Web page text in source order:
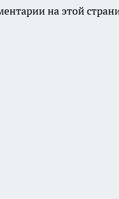
на этой